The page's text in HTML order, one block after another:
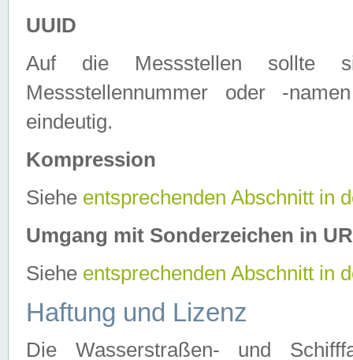
UUID
Auf die Messstellen sollte
Messstellennummer oder -
eindeutig.
Kompression
Siehe entsprechenden Abschnitt in
Umgang mit Sonderzeichen in
Siehe entsprechenden Abschnitt in
Haftung und Lizenz
Die Wasserstraßen- und